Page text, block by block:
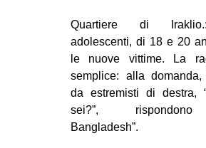
Quartiere di
adolescenti, di 18 e 20
le nuove vittime. La
semplice: alla domanda,
da estremisti di destra,
sei?”,
Bangladesh”.